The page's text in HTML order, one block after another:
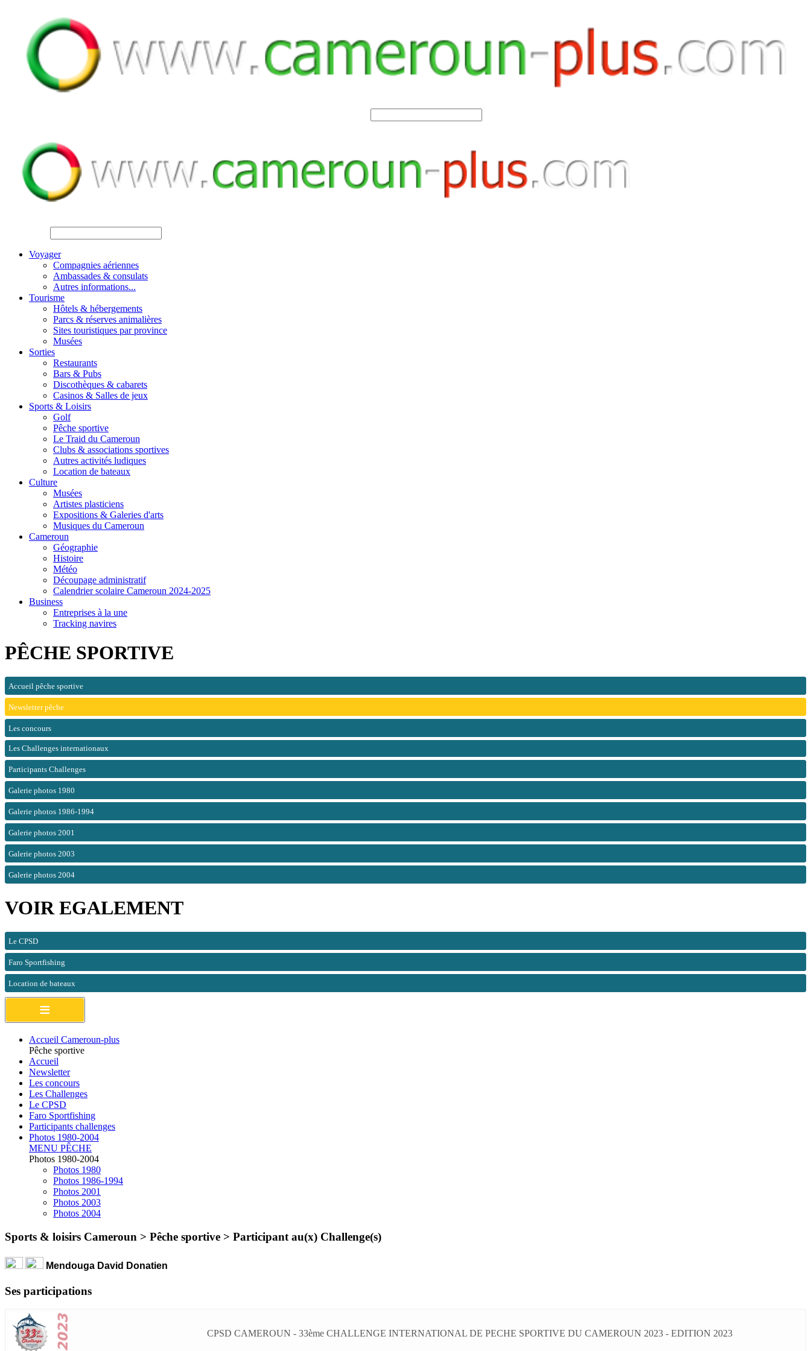
Voyager
Compagnies aériennes
Ambassades & consulats
Autres informations...
Tourisme
Hôtels & hébergements
Parcs & réserves animalières
Sites touristiques par province
Musées
Sorties
Restaurants
Bars & Pubs
Discothèques & cabarets
Casinos & Salles de jeux
Sports & Loisirs
Golf
Pêche sportive
Le Traid du Cameroun
Clubs & associations sportives
Autres activités ludiques
Location de bateaux
Culture
Musées
Artistes plasticiens
Expositions & Galeries d'arts
Musiques du Cameroun
Cameroun
Géographie
Histoire
Météo
Découpage administratif
Calendrier scolaire Cameroun 2024-2025
Business
Entreprises à la une
Tracking navires
PÊCHE SPORTIVE
Accueil pêche sportive
Newsletter pêche
Les concours
Les Challenges internationaux
Participants Challenges
Galerie photos 1980
Galerie photos 1986-1994
Galerie photos 2001
Galerie photos 2003
Galerie photos 2004
VOIR EGALEMENT
Le CPSD
Faro Sportfishing
Location de bateaux
≡
Accueil Cameroun-plus
Pêche sportive
Accueil
Newsletter
Les concours
Les Challenges
Le CPSD
Faro Sportfishing
Participants challenges
Photos 1980-2004
MENU PÊCHE
Photos 1980-2004
Photos 1980
Photos 1986-1994
Photos 2001
Photos 2003
Photos 2004
Sports & loisirs Cameroun > Pêche sportive > Participant au(x) Challenge(s)
Mendouga David Donatien
Ses participations
CPSD CAMEROUN - 33ème CHALLENGE INTERNATIONAL DE PECHE SPORTIVE DU CAMEROUN 2023 - EDITION 2023